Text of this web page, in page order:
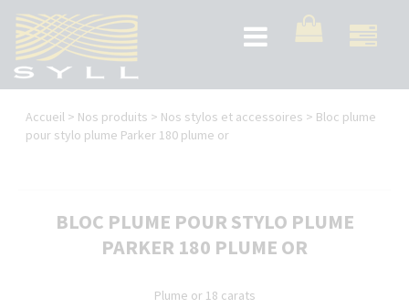
contenu
principal
Toggle
navigation
Vous
êtes
Accueil > Nos produits > Nos stylos et accessoires > Bloc plume
pour stylo plume Parker 180 plume or
BLOC PLUME POUR STYLO PLUME
PARKER 180 PLUME OR
Plume or 18 carats